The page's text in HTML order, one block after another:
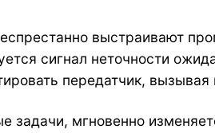
выстраивают
сигнал неточности
передатчик,
мгновенно